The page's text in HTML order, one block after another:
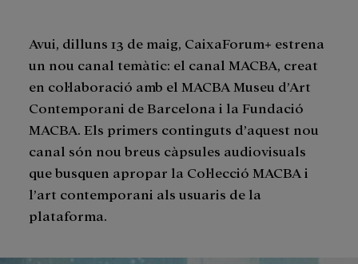
Avui, dilluns 13 de maig, CaixaForum+ estrena
un nou canal temàtic: el canal MACBA, creat
en col·laboració amb el MACBA Museu d’Art
Contemporani de Barcelona i la Fundació
MACBA. Els primers continguts d’aquest nou
canal són nou breus càpsules audiovisuals
que busquen apropar la Col·lecció MACBA i
l’art contemporani als usuaris de la
plataforma.